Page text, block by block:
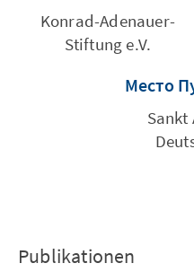
Konrad-Adenauer-
Stiftung e.V.
Место
Sankt
Publikationen